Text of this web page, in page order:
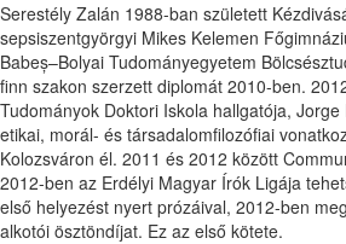
Serestély Zalán 1988-ban született
sepsiszentgyörgyi Mikes Kelemen
Babeș–Bolyai Tudományegyetem
finn szakon szerzett diplomát 2010-ben.
Tudományok Doktori Iskola hallgatója,
etikai, morál- és társadalomfilozófiai
Kolozsváron él. 2011 és 2012 között
2012-ben az Erdélyi Magyar Írók Ligája
első helyezést nyert prózáival, 2012-ben
alkotói ösztöndíjat. Ez az első kötete.